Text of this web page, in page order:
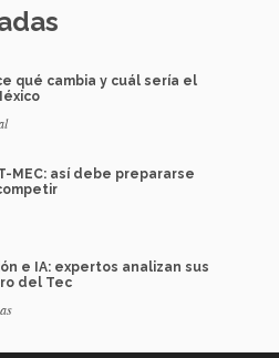
qué cambia y cuál sería el
MEC: así debe prepararse
e IA: expertos analizan sus
del Tec